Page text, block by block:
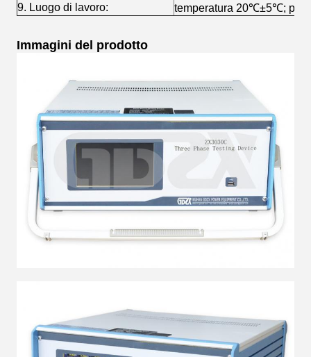
9. Luogo di lavoro:
temperatura 20℃±5℃;
Immagini del prodotto